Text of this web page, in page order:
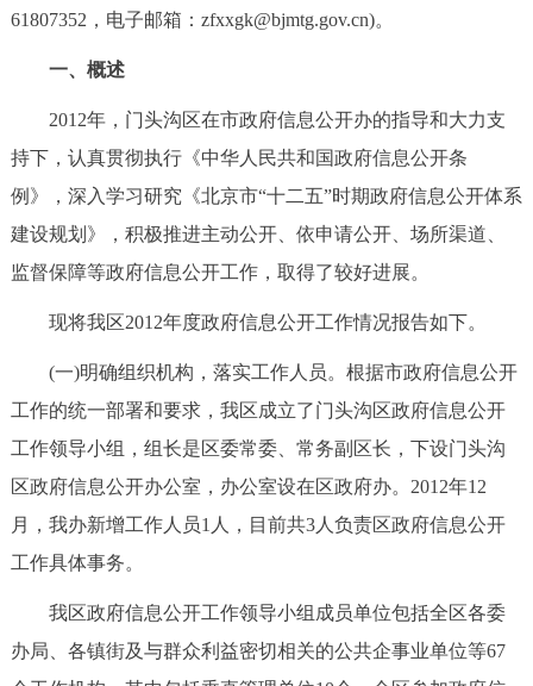
我要咨询
参与调查 在线访谈 图说互动
走进北京
北京概况 十六区概览 人文北京
ENGLISH 한국어 日本語
DEUTSCH FRANÇAIS РУССКИЙ ЯЗЫК
ESPAÑOL
61807352，电子邮箱：zfxxgk@bjmtg.gov.cn)。
一、概述
2012年，门头沟区在市政府信息公开办的指导和大力支
持下，认真贯彻执行《中华人民共和国政府信息公开条
例》，深入学习研究《北京市“十二五”时期政府信息公开体系
建设规划》，积极推进主动公开、依申请公开、场所渠道、
监督保障等政府信息公开工作，取得了较好进展。
现将我区2012年度政府信息公开工作情况报告如下。
(一)明确组织机构，落实工作人员。根据市政府信息公开
工作的统一部署和要求，我区成立了门头沟区政府信息公开
工作领导小组，组长是区委常委、常务副区长，下设门头沟
区政府信息公开办公室，办公室设在区政府办。2012年12
月，我办新增工作人员1人，目前共3人负责区政府信息公开
工作具体事务。
我区政府信息公开工作领导小组成员单位包括全区各委
办局、各镇街及与群众利益密切相关的公共企事业单位等67